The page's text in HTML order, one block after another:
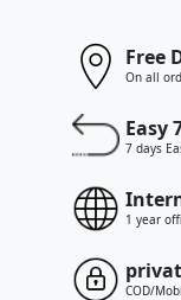
Free
On all
Easy
7 days
1 year
COD/